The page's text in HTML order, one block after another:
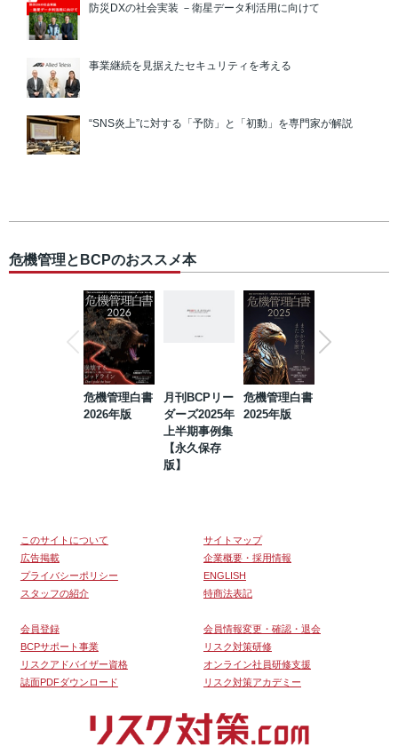
防災DXの社会実装 －衛星データ利活用に向けて
事業継続を見据えたセキュリティを考える
“SNS炎上”に対する「予防」と「初動」を専門家が解説
危機管理とBCPのおススメ本
危機管理白書
2026年版
月刊BCPリー
ダーズ2025年
上半期事例集
【永久保存
版】
危機管理白書
2025年版
このサイトについて
サイトマップ
広告掲載
企業概要・採用情報
プライバシーポリシー
ENGLISH
スタッフの紹介
特商法表記
会員登録
会員情報変更・確認・退会
BCPサポート事業
リスク対策研修
リスクアドバイザー資格
オンライン社員研修支援
誌面PDFダウンロード
リスク対策アカデミー